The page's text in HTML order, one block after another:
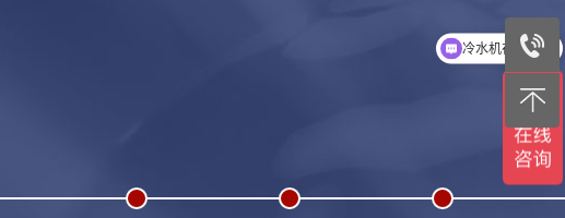
冷水机在线选型